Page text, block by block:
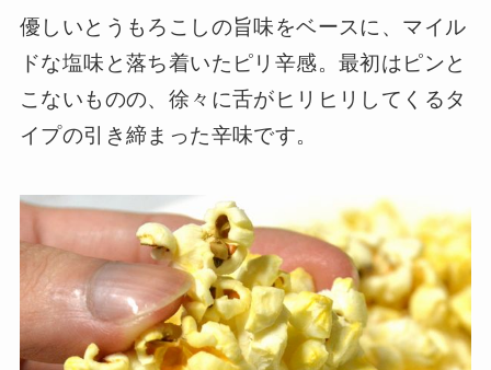
優しいとうもろこしの旨味をベースに、マイル
ドな塩味と落ち着いたピリ辛感。最初はピンと
こないものの、徐々に舌がヒリヒリしてくるタ
イプの引き締まった辛味です。